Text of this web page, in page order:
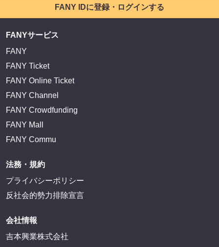
FANY IDに登録・ログインする
FANYサービス
FANY
FANY Ticket
FANY Online Ticket
FANY Channel
FANY Crowdfunding
FANY Mall
FANY Commu
法務・規約
プライバシーポリシー
反社会的勢力排除宣言
会社情報
吉本興業株式会社